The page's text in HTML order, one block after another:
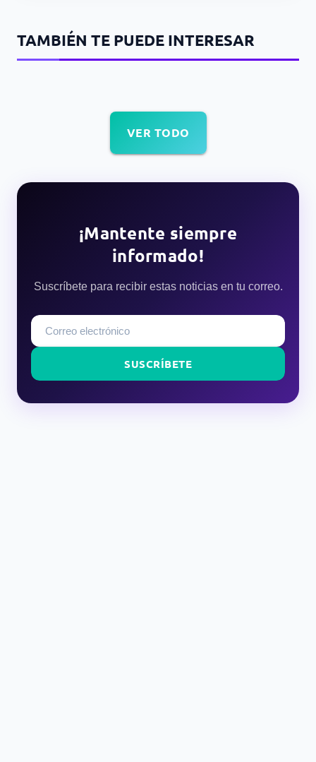
TAMBIÉN TE PUEDE INTERESAR
VER TODO
¡Mantente siempre
informado!
Suscríbete para recibir estas noticias en tu correo.
SUSCRÍBETE